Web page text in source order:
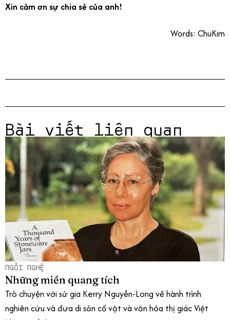
Xin cảm ơn sự chia sẻ của anh!
Words: ChuKim
Bài viết liên quan
NGỒI NGHỆ
Những miền quang tích
Trò chuyện với sử gia Kerry Nguyễn-Long về hành trình
nghiên cứu và đưa di sản cổ vật và văn hóa thị giác Việt